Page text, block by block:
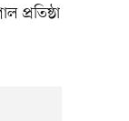
প্রতিষ্ঠা